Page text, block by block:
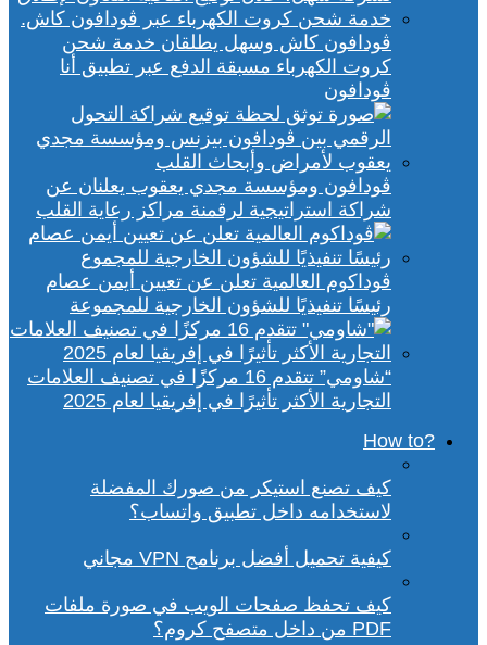
ڤودافون كاش وسهل يطلقان خدمة شحن
كروت الكهرباء مسبقة الدفع عبر تطبيق أنا
ڤودافون
ڤودافون ومؤسسة مجدي يعقوب يعلنان عن
شراكة استراتيجية لرقمنة مراكز رعاية القلب
ڤوداكوم العالمية تعلن عن تعيين أيمن عصام
رئيسًا تنفيذيًا للشؤون الخارجية للمجموعة
“شاومي” تتقدم 16 مركزًا في تصنيف العلامات
التجارية الأكثر تأثيرًا في إفريقيا لعام 2025
?How to
كيف تصنع استيكر من صورك المفضلة
لاستخدامه داخل تطبيق واتساب؟
كيفية تحميل أفضل برنامج VPN مجاني
كيف تحفظ صفحات الويب في صورة ملفات
PDF من داخل متصفح كروم؟